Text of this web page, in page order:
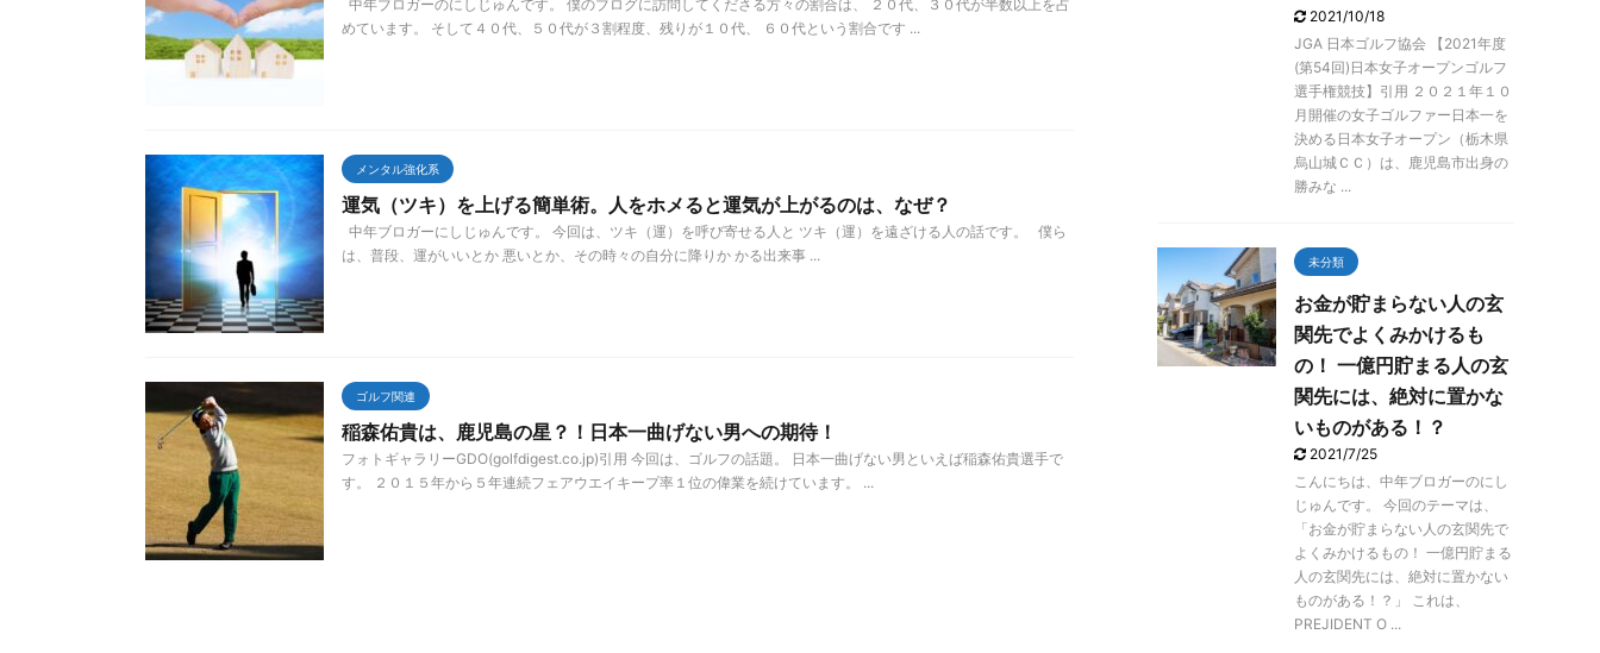
中年ブロガーのにしじゅんです。 僕のブログに訪問してくださる方々の割合は、 ２０代、３０代が半数以上を占
めています。 そして４０代、５０代が３割程度、残りが１０代、 ６０代という割合です ...
メンタル強化系
運気（ツキ）を上げる簡単術。人をホメると運気が上がるのは、なぜ？
中年ブロガーにしじゅんです。 今回は、ツキ（運）を呼び寄せる人と ツキ（運）を遠ざける人の話です。 僕ら
は、普段、運がいいとか 悪いとか、その時々の自分に降りか かる出来事 ...
ゴルフ関連
稲森佑貴は、鹿児島の星？！日本一曲げない男への期待！
フォトギャラリーGDO(golfdigest.co.jp)引用 今回は、ゴルフの話題。 日本一曲げない男といえば稲森佑貴選手で
す。 ２０１５年から５年連続フェアウエイキープ率１位の偉業を続けています。 ...
2021/10/18
JGA 日本ゴルフ協会 【2021年度
(第54回)日本女子オープンゴルフ
選手権競技】引用 ２０２１年１０
月開催の女子ゴルファー日本一を
決める日本女子オープン（栃木県
烏山城ＣＣ）は、鹿児島市出身の
勝みな ...
未分類
お金が貯まらない人の玄
関先でよくみかけるも
の！ 一億円貯まる人の玄
関先には、絶対に置かな
いものがある！？
2021/7/25
こんにちは、中年ブロガーのにし
じゅんです。 今回のテーマは、
「お金が貯まらない人の玄関先で
よくみかけるもの！ 一億円貯まる
人の玄関先には、絶対に置かない
ものがある！？」 これは、
PREJIDENT O ...